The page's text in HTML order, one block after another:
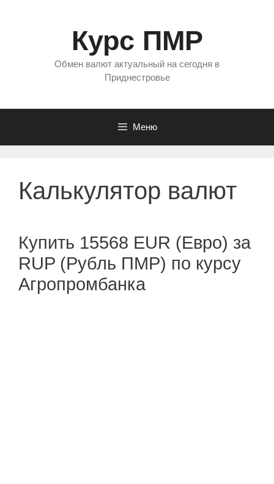
Курс ПМР
Обмен валют актуальный на сегодня в
Приднестровье
Меню
Калькулятор валют
Купить 15568 EUR (Евро) за
RUP (Рубль ПМР) по курсу
Агропромбанка